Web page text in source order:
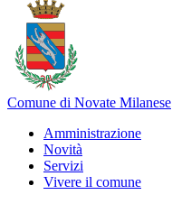
Comune di Novate Milanese
Amministrazione
Novità
Servizi
Vivere il comune